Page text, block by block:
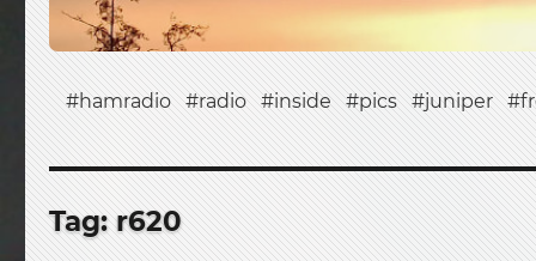
hamradio radio inside pics juniper
Tag:r620